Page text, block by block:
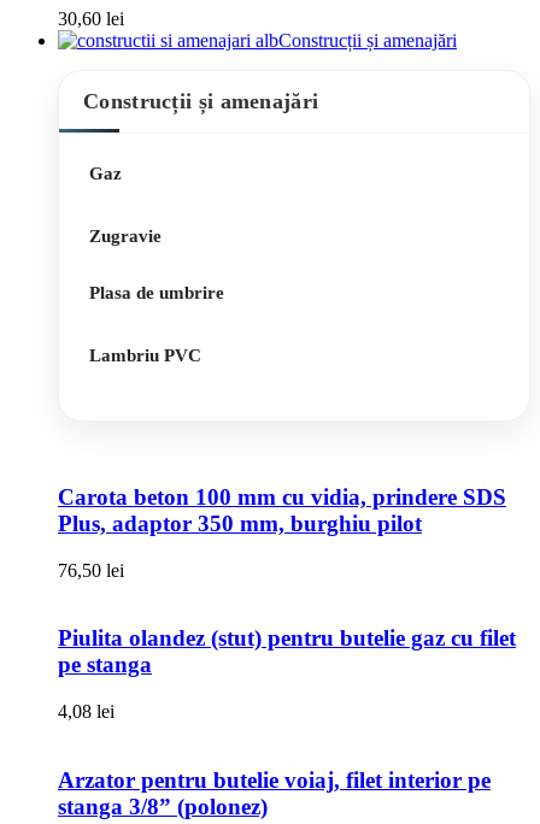
30,60 lei
Construcții și amenajări
Construcții și amenajări
Gaz
Zugravie
Plasa de umbrire
Lambriu PVC
Carota beton 100 mm cu vidia, prindere SDS
Plus, adaptor 350 mm, burghiu pilot
76,50 lei
Piulita olandez (stut) pentru butelie gaz cu filet
pe stanga
4,08 lei
Arzator pentru butelie voiaj, filet interior pe
stanga 3/8” (polonez)